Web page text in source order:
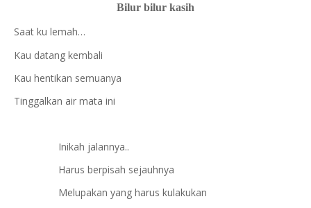
Bilur bilur kasih
Saat ku lemah…
Kau datang kembali
Kau hentikan semuanya
Tinggalkan air mata ini
Inikah jalannya..
Harus berpisah sejauhnya
Melupakan yang harus kulakukan